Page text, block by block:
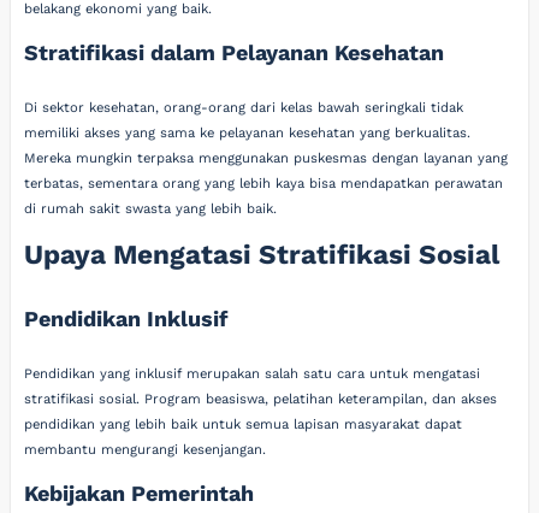
belakang ekonomi yang baik.
Stratifikasi dalam Pelayanan Kesehatan
Di sektor kesehatan, orang-orang dari kelas bawah seringkali tidak
memiliki akses yang sama ke pelayanan kesehatan yang berkualitas.
Mereka mungkin terpaksa menggunakan puskesmas dengan layanan yang
terbatas, sementara orang yang lebih kaya bisa mendapatkan perawatan
di rumah sakit swasta yang lebih baik.
Upaya Mengatasi Stratifikasi Sosial
Pendidikan Inklusif
Pendidikan yang inklusif merupakan salah satu cara untuk mengatasi
stratifikasi sosial. Program beasiswa, pelatihan keterampilan, dan akses
pendidikan yang lebih baik untuk semua lapisan masyarakat dapat
membantu mengurangi kesenjangan.
Kebijakan Pemerintah